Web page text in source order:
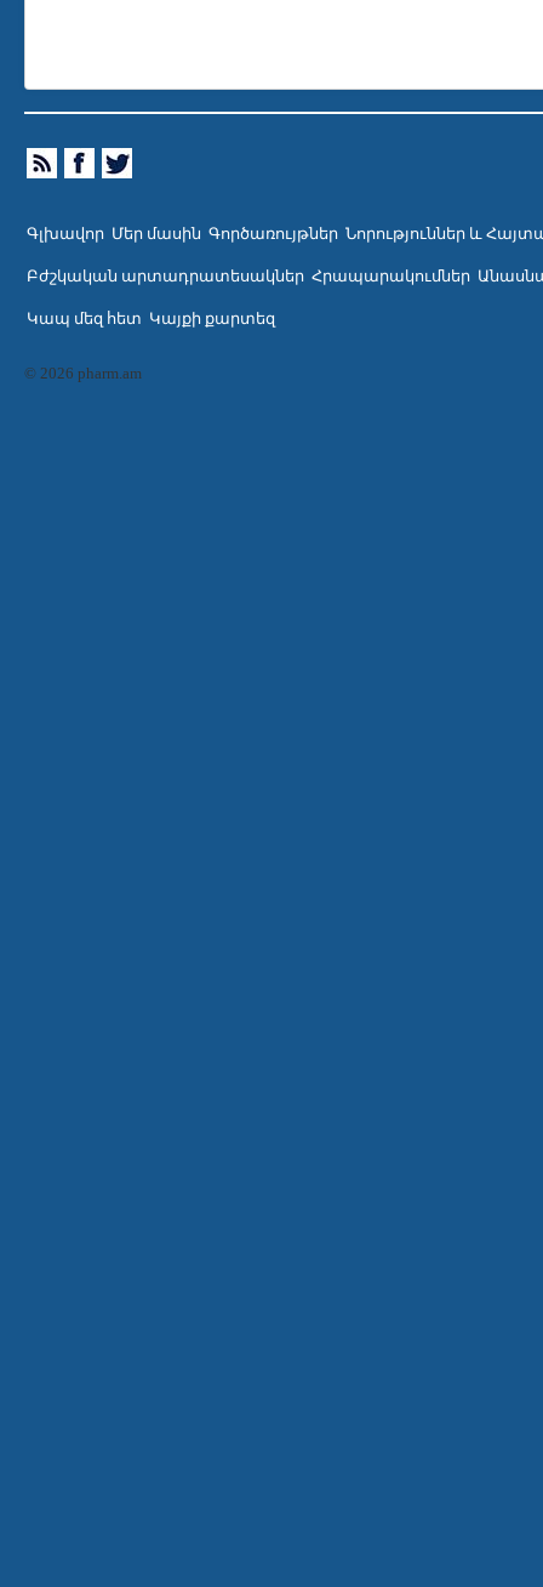
Գլխավոր Մեր մասին Գործառույթներ Նորություններ և
Բժշկական արտադրատեսակներ Հրապարակումներ
Կապ մեզ հետ Կայքի քարտեզ
© 2026 pharm.am